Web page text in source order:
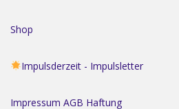
Shop
Impulsderzeit - Impulsletter
Impressum AGB Haftung